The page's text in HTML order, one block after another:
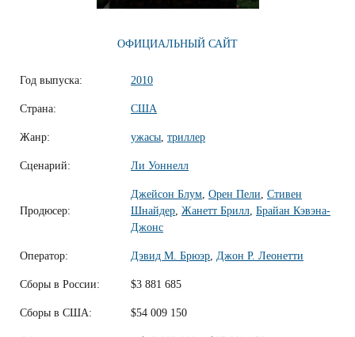
ОФИЦИАЛЬНЫЙ САЙТ
Год выпуска: 2010
Страна: США
Жанр: ужасы триллер
Сценарий: Ли Уоннелл
Продюсер:
Джейсон Блум Орен Пели Стивен
Шнайдер Жанетт Брилл Брайан Кэвэна-
Джонс
Оператор: Дэвид М. Брюэр Джон Р. Леонетти
Сборы в России: $3 881 685
Сборы в США: $54 009 150